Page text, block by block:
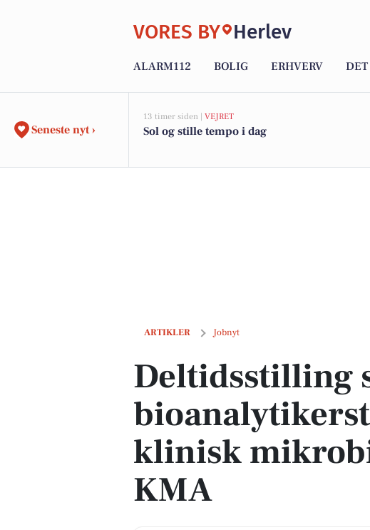
VORES BY Herlev
ALARM112 BOLIG ERHVERV DET
Seneste nyt ›
13 timer siden | VEJRET
Sol og stille tempo i dag
ARTIKLER Jobnyt
Deltidsstilling som bioanalytikerstuderende i
Deltidsstilling
klinisk
KMA